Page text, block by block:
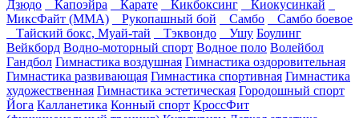
Дзюдо
Капоэйра Карате Кикбоксинг
Киокусинкай
МиксФайт (ММА)
Рукопашный бой Самбо
Самбо боевое
Тайский бокс, Муай-тай
Тэквондо Ушу Боулинг
Вейкборд Водно-моторный спорт Водное поло Волейбол
Гандбол Гимнастика воздушная Гимнастика оздоровительная
Гимнастика развивающая Гимнастика спортивная Гимнастика
художественная Гимнастика эстетическая Городошный спорт
Йога Калланетика Конный спорт КроссФит